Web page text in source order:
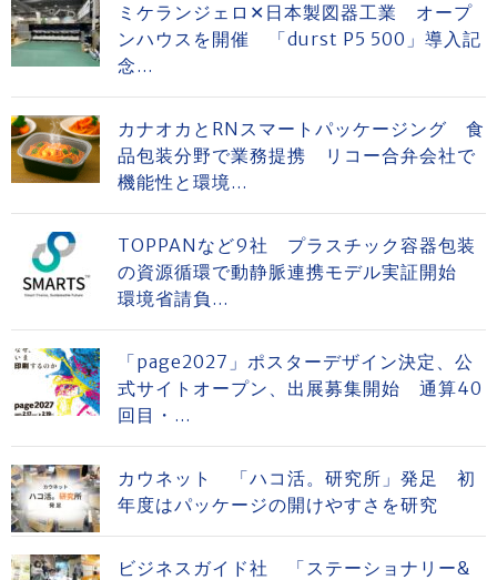
ミケランジェロ✕日本製図器工業 オープ
ンハウスを開催 「durst P5 500」導入記
念...
カナオカとRNスマートパッケージング 食
品包装分野で業務提携 リコー合弁会社で
機能性と環境...
TOPPANなど9社 プラスチック容器包装
の資源循環で動静脈連携モデル実証開始
環境省請負...
「page2027」ポスターデザイン決定、公
式サイトオープン、出展募集開始 通算40
回目・...
カウネット 「ハコ活。研究所」発足 初
年度はパッケージの開けやすさを研究
ビジネスガイド社 「ステーショナリー&